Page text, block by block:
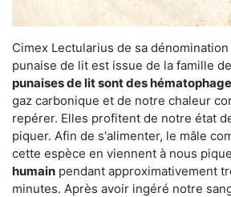
Cimex Lectularius de sa
punaise de lit est issue de la famille
punaises de lit sont des
gaz carbonique et de notre chaleur
repérer. Elles profitent de notre état
piquer. Afin de s'alimenter, le mâle
cette espèce en viennent à nous
humain pendant approximativement
minutes. Après avoir ingéré notre